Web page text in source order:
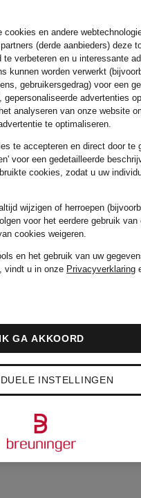
& boots
UNISA
Laarsjes
& boots
cookies en andere
(derde aanbieders) deze
verbeteren en u interessante
kunnen worden verwerkt
gebruikersgedrag) voor een
gepersonaliseerde advertenties
analyseren van onze website
te optimaliseren.
te accepteren en direct door te
voor een gedetailleerde
cookies, zodat u uw
wijzigen of herroepen
voor het eerdere gebruik van
cookies weigeren.
en het gebruik van uw
vindt u in onze Privacyverklaring
INSTELLINGEN
IK GA AKKOORD